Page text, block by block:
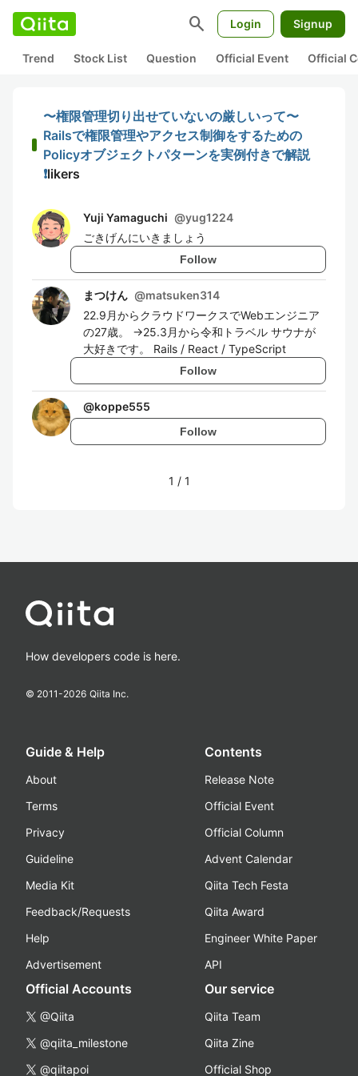
search Login Signup
Trend Stock List Question Official Event Official
〜権限管理切り出せていないの厳しいって〜
Railsで権限管理やアクセス制御をするための
Policyオブジェクトパターンを実例付きで解説
❗️likers
Yuji Yamaguchi @yug1224
ごきげんにいきましょう
Follow
まつけん @matsuken314
22.9月からクラウドワークスでWebエンジニア
の27歳。 →25.3月から令和トラベル サウナが
大好きです。 Rails / React / TypeScript
Follow
@koppe555
Follow
1 / 1
How developers code is here.
© 2011-2026 Qiita Inc.
Guide & Help
About
Terms
Privacy
Guideline
Media Kit
Feedback/Requests
Help
Advertisement
Contents
Release Note
Official Event
Official Column
Advent Calendar
Qiita Tech Festa
Qiita Award
Engineer White Paper
API
Official Accounts
@Qiita
@qiita_milestone
@qiitapoi
Our service
Qiita Team
Qiita Zine
Official Shop